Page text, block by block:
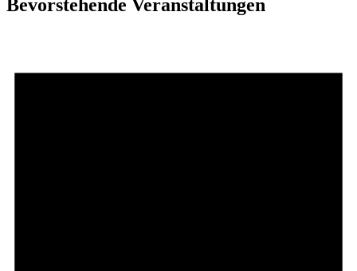
Bevorstehende Veranstaltungen